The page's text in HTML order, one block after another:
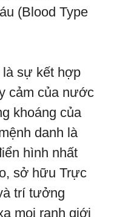
(Blood Type
là sự kết hợp
cảm của nước
khoáng của
danh là
hình nhất
sở hữu Trực
trí tưởng
mọi ranh giới